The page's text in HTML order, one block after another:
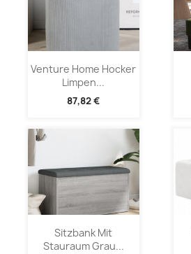
Venture Home Hocker
Limpen...
87,82 €
Sitzbank Mit
Stauraum Grau...